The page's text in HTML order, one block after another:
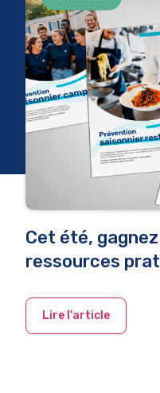
Cet été,
ressources
Lire l'article